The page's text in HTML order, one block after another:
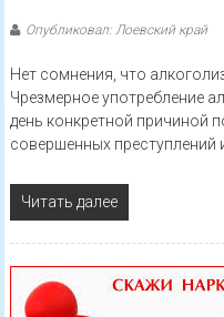
Опубликовал: Лоевский край
Нет сомнения, что
Чрезмерное употребление
день конкретной причиной
совершенных преступлений
Читать далее